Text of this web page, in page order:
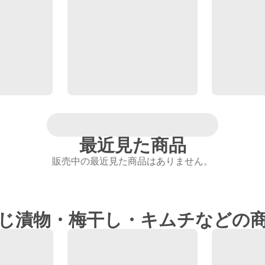
最近見た商品
販売中の最近見た商品はありません。
漬物・梅干し・キムチなどの